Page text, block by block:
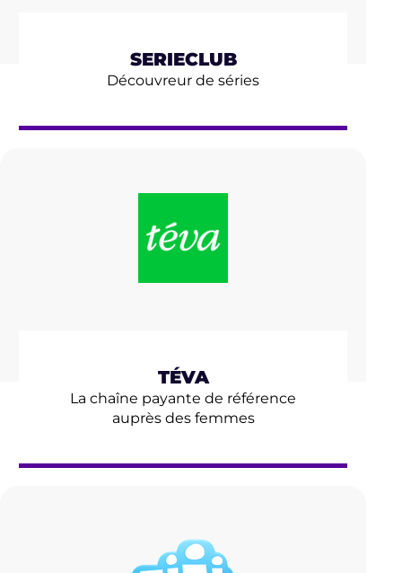
SERIECLUB
Découvreur de séries
TÉVA
La chaîne payante de référence
auprès des femmes